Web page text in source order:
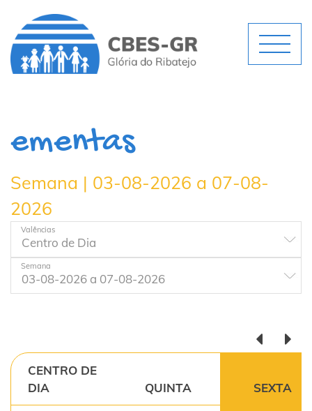
ementas
Semana | 03-08-2026 a 07-08-
2026
Valências
Semana
CENTRO DE
DIA
QUINTA SEXTA